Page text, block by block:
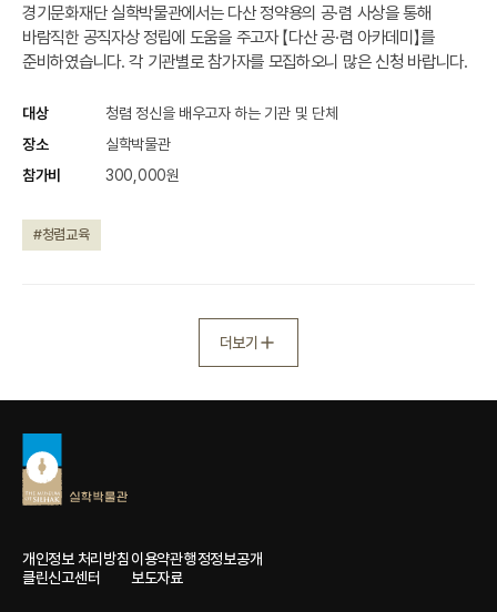
경기문화재단 실학박물관에서는 다산 정약용의 공·렴 사상을 통해
바람직한 공직자상 정립에 도움을 주고자 【다산 공·렴 아카데미】를
준비하였습니다. 각 기관별로 참가자를 모집하오니 많은 신청 바랍니다.
대상
청렴 정신을 배우고자 하는 기관 및 단체
장소
실학박물관
참가비
300,000원
#청렴교육
더보기
개인정보 처리방침이용약관행정정보공개
클린신고센터
보도자료